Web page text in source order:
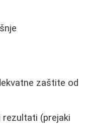
zaštite od
rezultati (prejaki